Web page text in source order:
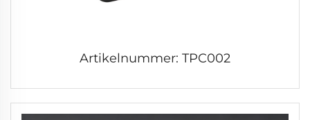
Artikelnummer: TPC002